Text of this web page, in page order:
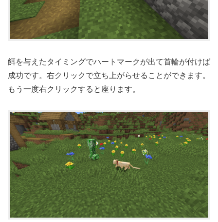
餌を与えたタイミングでハートマークが出て首輪が付けば
成功です。右クリックで立ち上がらせることができます。
もう一度右クリックすると座ります。